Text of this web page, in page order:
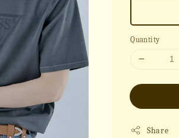
Quantity
Share